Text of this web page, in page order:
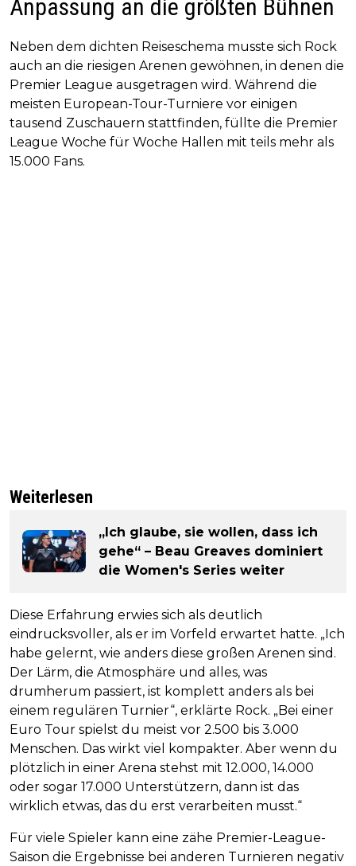
Anpassung an die größten Bühnen
Neben dem dichten Reiseschema musste sich Rock
auch an die riesigen Arenen gewöhnen, in denen die
Premier League ausgetragen wird. Während die
meisten European-Tour-Turniere vor einigen
tausend Zuschauern stattfinden, füllte die Premier
League Woche für Woche Hallen mit teils mehr als
15.000 Fans.
Weiterlesen
„Ich glaube, sie wollen, dass ich
gehe“ – Beau Greaves dominiert
die Women's Series weiter
Diese Erfahrung erwies sich als deutlich
eindrucksvoller, als er im Vorfeld erwartet hatte. „Ich
habe gelernt, wie anders diese großen Arenen sind.
Der Lärm, die Atmosphäre und alles, was
drumherum passiert, ist komplett anders als bei
einem regulären Turnier“, erklärte Rock. „Bei einer
Euro Tour spielst du meist vor 2.500 bis 3.000
Menschen. Das wirkt viel kompakter. Aber wenn du
plötzlich in einer Arena stehst mit 12.000, 14.000
oder sogar 17.000 Unterstützern, dann ist das
wirklich etwas, das du erst verarbeiten musst.“
Für viele Spieler kann eine zähe Premier-League-
Saison die Ergebnisse bei anderen Turnieren negativ